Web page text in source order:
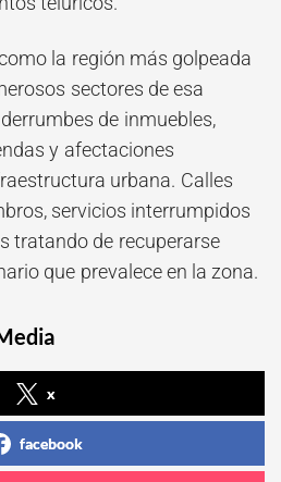
la región más golpeada
sectores de esa
de inmuebles,
y afectaciones
urbana. Calles
servicios interrumpidos
tratando de recuperarse
que prevalece en la zona.
x
facebook